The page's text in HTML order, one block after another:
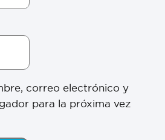
correo electrónico y
para la próxima vez